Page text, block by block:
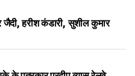
जैदी, हरीश कंडारी, सुशील कुमार